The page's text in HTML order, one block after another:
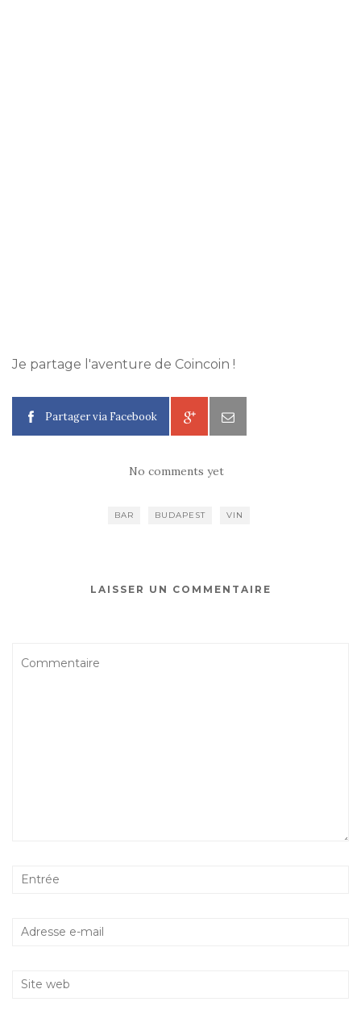
Je partage l'aventure de Coincoin !
Partager via Facebook
No comments yet
BAR BUDAPEST VIN
LAISSER UN COMMENTAIRE